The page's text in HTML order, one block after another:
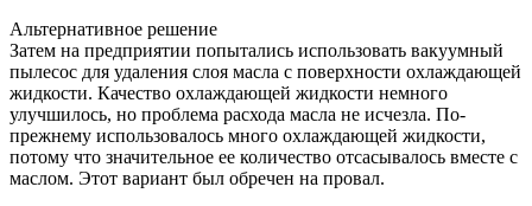
Альтернативное решение
Затем на предприятии попытались использовать вакуумный
пылесос для удаления слоя масла с поверхности охлаждающей
жидкости. Качество охлаждающей жидкости немного
улучшилось, но проблема расхода масла не исчезла. По-
прежнему использовалось много охлаждающей жидкости,
потому что значительное ее количество отсасывалось вместе с
маслом. Этот вариант был обречен на провал.